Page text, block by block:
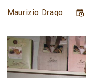
Maurizio Drago